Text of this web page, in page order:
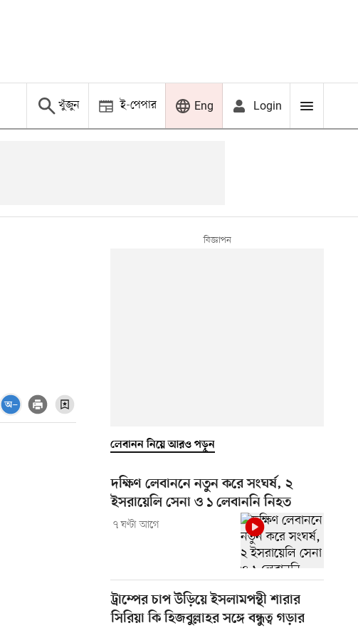
খুঁজুন ই-পেপার Eng Login
লেবানন নিয়ে আরও পড়ুন
দক্ষিণ লেবাননে নতুন করে সংঘর্ষ, ২
ইসরায়েলি সেনা ও ১ লেবাননি নিহত
৭ ঘণ্টা আগে
ট্রাম্পের চাপ উড়িয়ে ইসলামপন্থী শারার
সিরিয়া কি হিজবুল্লাহর সঙ্গে বন্ধুত্ব গড়ার